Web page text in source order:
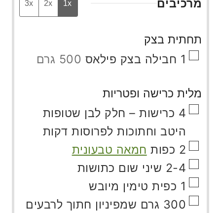
מרכיבים 1x
2x
3x
תחתית בצק
▢
1 חבילה בצק פילאס 500 גרם
מלית כרישה ופטריות
▢
4 כרישות – חלק לבן שטופות
היטב וחתוכות לפרוסות דקות
▢
2 כפות חמאה טבעונית
▢
2-4 שיני שום כתושות
▢
1 כפית טימין מיובש
▢
300 גרם שמפיניון חתוך לרבעים